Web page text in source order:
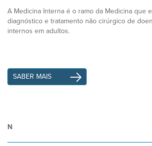
A Medicina Interna é o ramo da Medicina que
diagnóstico e tratamento não cirúrgico de
internos em adultos.
SABER MAIS
N